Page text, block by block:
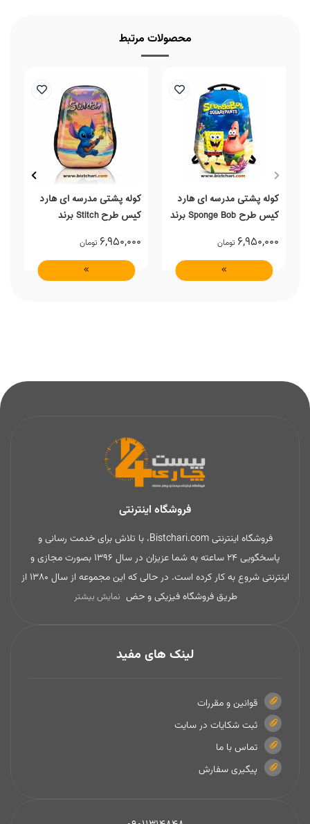
محصولات مرتبط
کوله پشتی مدرسه ای هارد
کیس طرح Sponge Bob برند
6,950,000 تومان
کوله پشتی مدرسه ای هارد
کیس طرح Stitch برند
6,950,000 تومان
فروشگاه اینترنتی
فروشگاه اینترنتی Bistchari.com، با تلاش برای خدمت رسانی و
پاسخگویی 24 ساعته به شما عزیزان در سال 1396 بصورت مجازی و
اینترنتی شروع به کار کرده است. در حالی که این مجموعه از سال 1380 از
طریق فروشگاه فیزیکی و حض نمایش بیشتر
لینک های مفید
قوانین و مقررات
ثبت شکایات در سایت
تماس با ما
پیگیری سفارش